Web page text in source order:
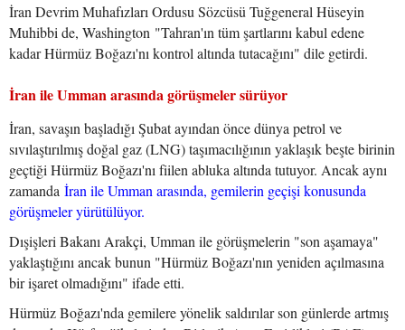
İran Devrim Muhafızları Ordusu Sözcüsü Tuğgeneral Hüseyin
Muhibbi de, Washington "Tahran'ın tüm şartlarını kabul edene
kadar Hürmüz Boğazı'nı kontrol altında tutacağını" dile getirdi.
İran ile Umman arasında görüşmeler sürüyor
İran, savaşın başladığı Şubat ayından önce dünya petrol ve
sıvılaştırılmış doğal gaz (LNG) taşımacılığının yaklaşık beşte birinin
geçtiği Hürmüz Boğazı'nı fiilen abluka altında tutuyor. Ancak aynı
zamanda İran ile Umman arasında, gemilerin geçişi konusunda
görüşmeler yürütülüyor.
Dışişleri Bakanı Arakçi, Umman ile görüşmelerin "son aşamaya"
yaklaştığını ancak bunun "Hürmüz Boğazı'nın yeniden açılmasına
bir işaret olmadığını" ifade etti.
Hürmüz Boğazı'nda gemilere yönelik saldırılar son günlerde artmış